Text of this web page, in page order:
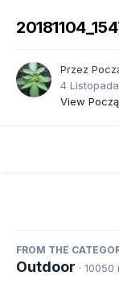
Przez
4
View
FROM THE
Outdoor ·